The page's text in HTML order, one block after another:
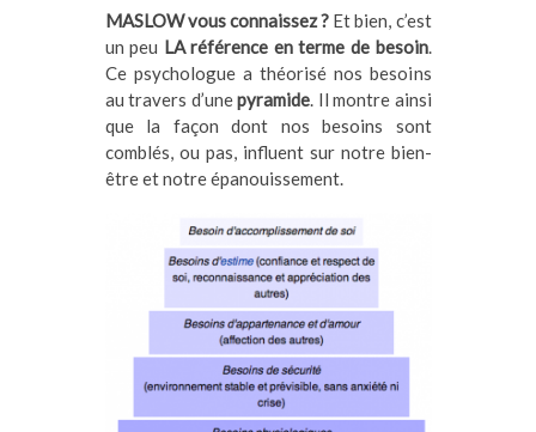
MASLOW vous connaissez ? Et bien, c’est
un peu LA référence en terme de besoin.
Ce psychologue a théorisé nos besoins
au travers d’unepyramide. Il montre ainsi
que la façon dont nos besoins sont
comblés, ou pas, influent sur notre bien-
être et notre épanouissement.